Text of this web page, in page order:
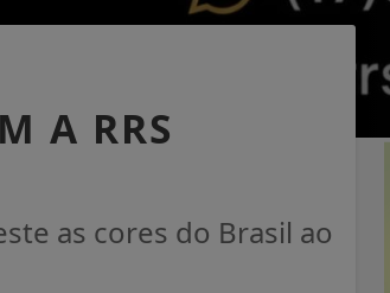
A RRS
as cores do Brasil ao